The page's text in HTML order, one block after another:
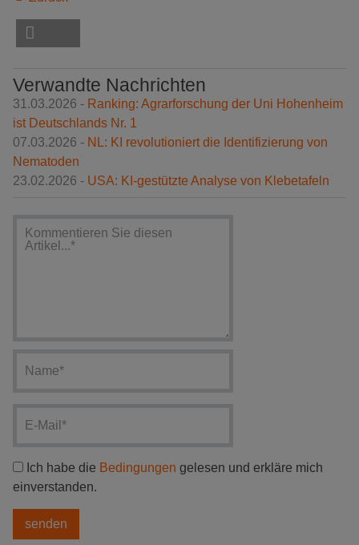
Verwandte Nachrichten
31.03.2026 - Ranking: Agrarforschung der Uni Hohenheim
ist Deutschlands Nr. 1
07.03.2026 - NL: KI revolutioniert die Identifizierung von
Nematoden
23.02.2026 - USA: KI-gestützte Analyse von Klebetafeln
Ich habe die Bedingungen gelesen und erkläre mich
einverstanden.